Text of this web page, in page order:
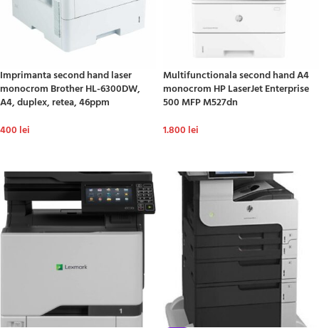
Imprimanta second hand laser
monocrom Brother HL-6300DW,
A4, duplex, retea, 46ppm
400 lei
Multifunctionala second hand A4
monocrom HP LaserJet Enterprise
500 MFP M527dn
1.800 lei